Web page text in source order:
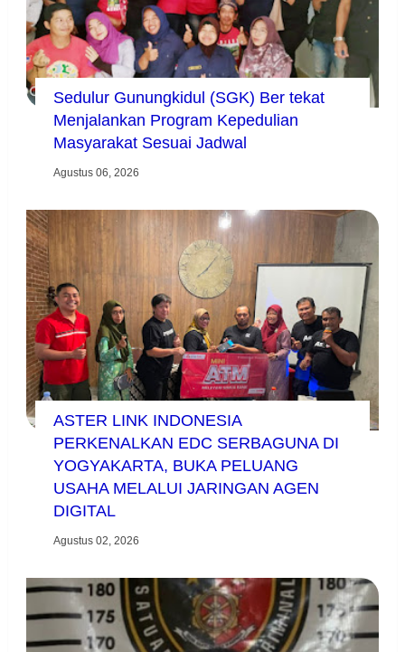
Sedulur Gunungkidul (SGK) Ber tekat
Menjalankan Program Kepedulian
Masyarakat Sesuai Jadwal
Agustus 06, 2026
ASTER LINK INDONESIA
PERKENALKAN EDC SERBAGUNA DI
YOGYAKARTA, BUKA PELUANG
USAHA MELALUI JARINGAN AGEN
DIGITAL
Agustus 02, 2026